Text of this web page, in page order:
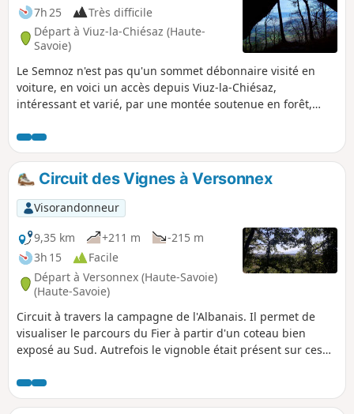
7h 25
Très difficile
Départ à Viuz-la-Chiésaz (Haute-
Savoie)
Le Semnoz n'est pas qu'un sommet débonnaire visité en
voiture, en voici un accès depuis Viuz-la-Chiésaz,
intéressant et varié, par une montée soutenue en forêt,
un alpage menant au Crêt de Châtillon, aux vues étendues
sur les Alpes et Préalpes.
Circuit des Vignes à Versonnex
Visorandonneur
9,35 km
+211 m
-215 m
3h 15
Facile
Départ à Versonnex (Haute-Savoie)
(Haute-Savoie)
Circuit à travers la campagne de l'Albanais. Il permet de
visualiser le parcours du Fier à partir d'un coteau bien
exposé au Sud. Autrefois le vignoble était présent sur ces